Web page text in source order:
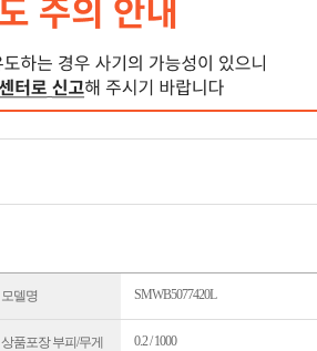
모델명 SMWB5077420L
상품포장 부피/무게 0.2 / 1000